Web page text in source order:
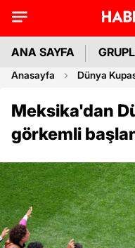
ANA SAYFA
Anasayfa Dünya
Meksika'dan
görkemli